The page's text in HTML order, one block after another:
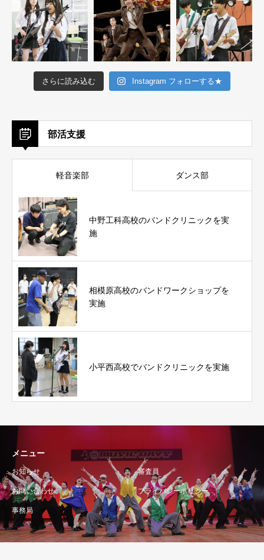
さらに読み込む Instagram フォローする★
部活支援
軽音楽部 ダンス部
中野工科高校のバンドクリニックを実
施
相模原高校のバンドワークショップを
実施
小平西高校でバンドクリニックを実施
メニュー
お知らせ 審査員
お問い合わせ プライバシーポリシー
事務局